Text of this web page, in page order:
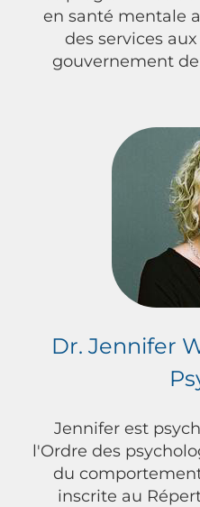
en santé mentale
des services
gouvernement
Dr. Jennifer
Jennifer est
l'Ordre des
du
inscrite au